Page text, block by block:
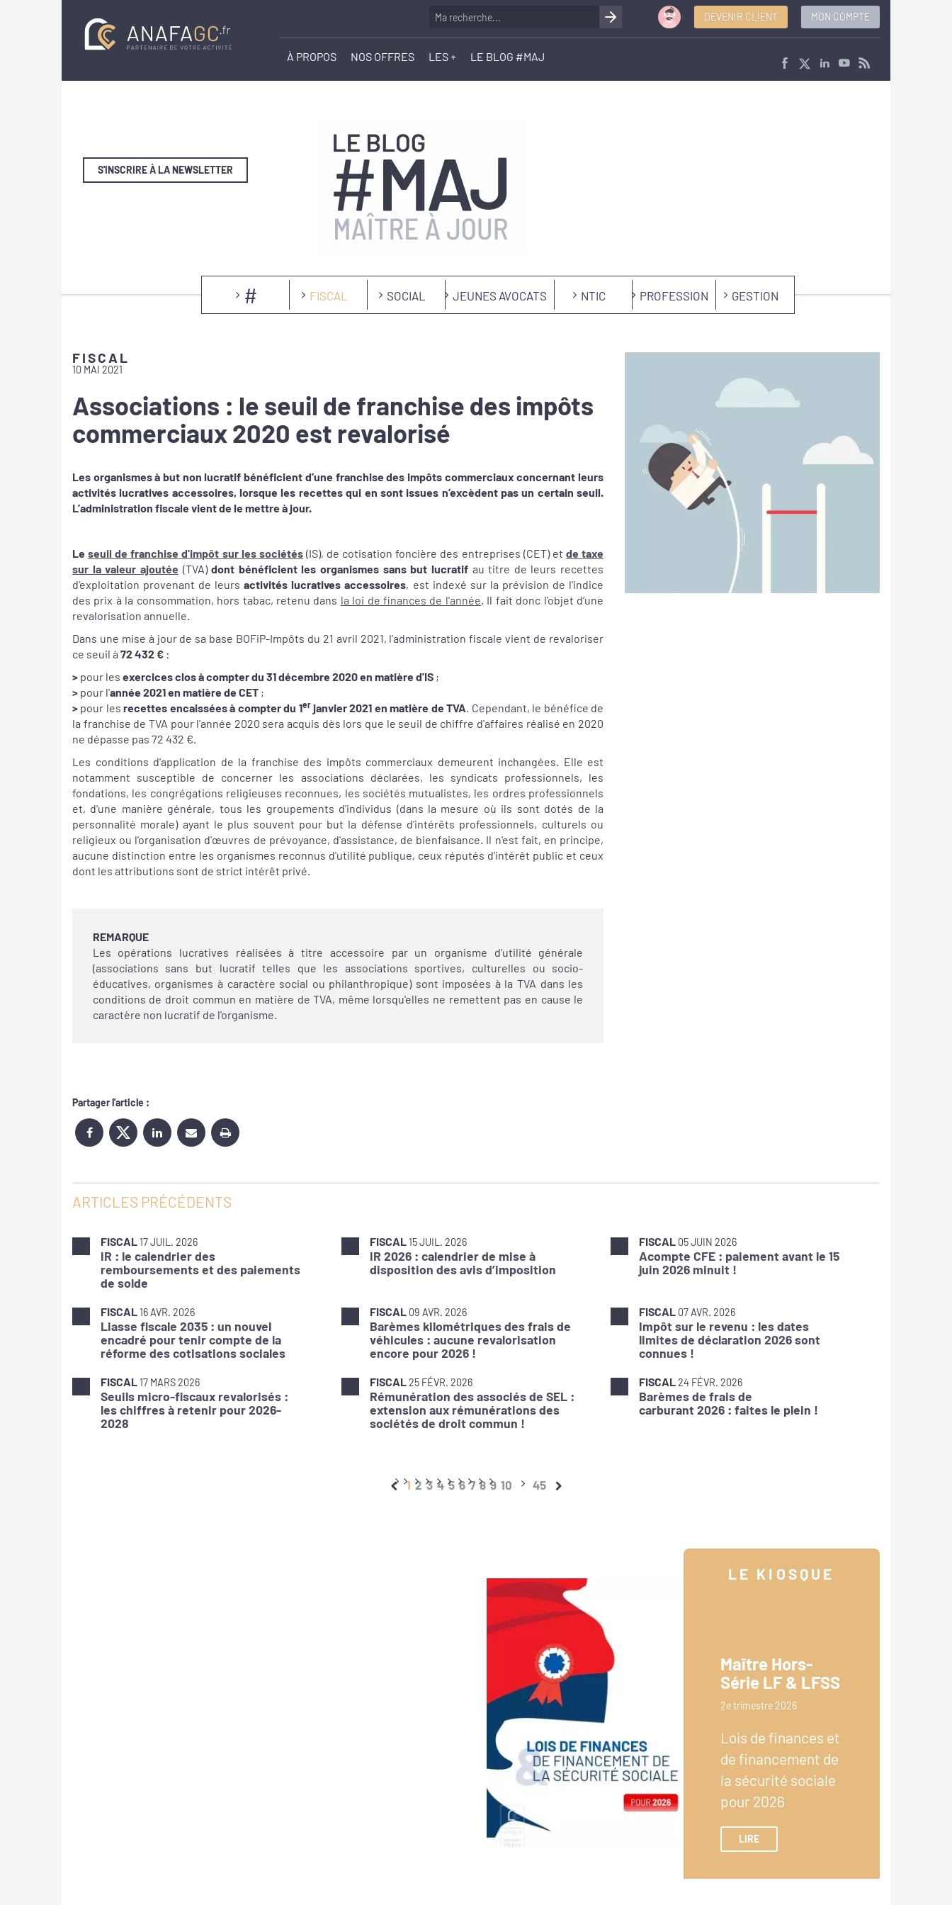
DEVENIR CLIENT MON COMPTE
À PROPOS NOS OFFRES LES + LE BLOG #MAJ
S'INSCRIRE À LA NEWSLETTER
# FISCAL SOCIAL JEUNES AVOCATS NTIC PROFESSION GESTION
FISCAL
10 MAI 2021
Associations : le seuil de franchise des impôts
commerciaux 2020 est revalorisé
Les organismes à but non lucratif bénéficient d’une franchise des impôts commerciaux concernant leurs
activités lucratives accessoires, lorsque les recettes qui en sont issues n’excèdent pas un certain seuil.
L’administration fiscale vient de le mettre à jour.
Leseuil de franchise d'impôt sur les sociétés(IS), de cotisation foncière des entreprises (CET) et de taxe
sur la valeur ajoutée (TVA)dont bénéficient les organismes sans but lucratif au titre de leurs recettes
d'exploitation provenant de leurs activités lucratives accessoires, est indexé sur la prévision de l'indice
des prix à la consommation, hors tabac, retenu dans la loi de finances de l'année. Il fait donc l’objet d’une
revalorisation annuelle.
Dans une mise à jour de sa base BOFiP-Impôts du 21 avril 2021, l’administration fiscale vient de revaloriser
ce seuil à 72 432 € :
> pour les exercices clos à compter du 31 décembre 2020 en matière d'IS ;
> pour l'année 2021 en matière de CET ;
> pour lesrecettes encaissées à compter du 1erjanvier 2021 en matière de TVA. Cependant, le bénéfice de
la franchise de TVA pour l'année 2020 sera acquis dès lors que le seuil de chiffre d'affaires réalisé en 2020
ne dépasse pas 72 432 €.
Les conditions d'application de la franchise des impôts commerciaux demeurent inchangées. Elle est
notamment susceptible de concerner les associations déclarées, les syndicats professionnels, les
fondations, les congrégations religieuses reconnues, les sociétés mutualistes, les ordres professionnels
et, d'une manière générale, tous les groupements d'individus (dans la mesure où ils sont dotés de la
personnalité morale) ayant le plus souvent pour but la défense d'intérêts professionnels, culturels ou
religieux ou l'organisation d'œuvres de prévoyance, d'assistance, de bienfaisance. Il n'est fait, en principe,
aucune distinction entre les organismes reconnus d'utilité publique, ceux réputés d'intérêt public et ceux
dont les attributions sont de strict intérêt privé.
REMARQUE
Les opérations lucratives réalisées à titre accessoire par un organisme d’utilité générale
(associations sans but lucratif telles que les associations sportives, culturelles ou socio-
éducatives, organismes à caractère social ou philanthropique) sont imposées à la TVA dans les
conditions de droit commun en matière de TVA, même lorsqu'elles ne remettent pas en cause le
caractère non lucratif de l'organisme.
Partager l'article :
ARTICLES PRÉCÉDENTS
FISCAL 17 JUIL. 2026
IR : le calendrier des
remboursements et des paiements
de solde
FISCAL 15 JUIL. 2026
IR 2026 : calendrier de mise à
disposition des avis d’imposition
FISCAL 05 JUIN 2026
Acompte CFE : paiement avant le 15
juin 2026 minuit !
FISCAL 16 AVR. 2026
Liasse fiscale 2035 : un nouvel
encadré pour tenir compte de la
réforme des cotisations sociales
FISCAL 09 AVR. 2026
Barèmes kilométriques des frais de
véhicules : aucune revalorisation
encore pour 2026 !
FISCAL 07 AVR. 2026
Impôt sur le revenu : les dates
limites de déclaration 2026 sont
connues !
FISCAL 17 MARS 2026
Seuils micro-fiscaux revalorisés :
les chiffres à retenir pour 2026-
2028
FISCAL 25 FÉVR. 2026
Rémunération des associés de SEL :
extension aux rémunérations des
sociétés de droit commun !
FISCAL 24 FÉVR. 2026
Barèmes de frais de
carburant 2026 : faites le plein !
1 2 3 4 5 6 7 8 9 10 45
LE KIOSQUE
Maître Hors-
Série LF & LFSS
2e trimestre 2026
Lois de finances et
de financement de
la sécurité sociale
pour 2026
LIRE